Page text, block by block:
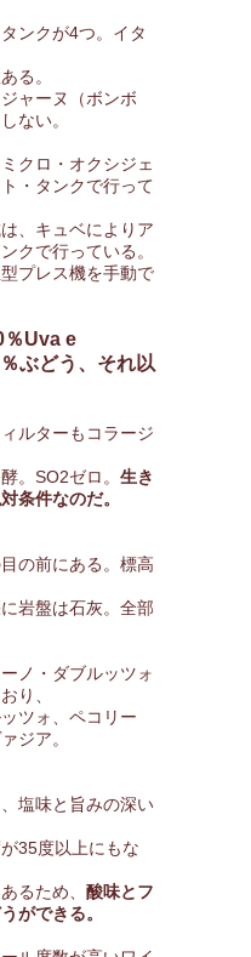
ンクが4つ。イタ
る。
ャーヌ（ボンボ
ない。
クロ・オクシジェ
・タンクで行って
、キュベによりア
クで行っている。
プレス機を手動で
％Uva e
ぶどう、それ以
ルターもコラージ
。SO2ゼロ。 生き
条件なのだ。
の前にある。標高
岩盤は石灰。全部
ノ・ダブルッツォ
り、
ツォ、ペコリー
ジア。
塩味と旨みの深い
35度以上にもな
るため、 酸味とフ
ができる。